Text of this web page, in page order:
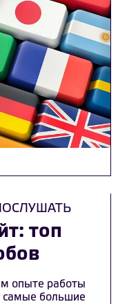
топ
опыте работы
самые большие